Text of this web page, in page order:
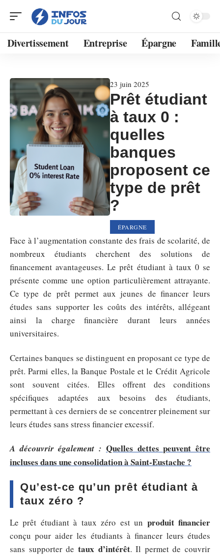
Divertissement Entreprise Épargne
23 juin 2025
Prêt étudiant
à taux 0 :
quelles
banques
proposent ce
type de prêt
?
ÉPARGNE
Face à l’augmentation constante des frais de scolarité, de
nombreux étudiants cherchent des solutions de
financement avantageuses. Le prêt étudiant à taux 0 se
présente comme une option particulièrement attrayante.
Ce type de prêt permet aux jeunes de financer leurs
études sans supporter les coûts des intérêts, allégeant
ainsi la charge financière durant leurs années
universitaires.
Certaines banques se distinguent en proposant ce type de
prêt. Parmi elles, la Banque Postale et le Crédit Agricole
sont souvent citées. Elles offrent des conditions
spécifiques adaptées aux besoins des étudiants,
permettant à ces derniers de se concentrer pleinement sur
leurs études sans stress financier excessif.
A découvrir également : Quelles dettes peuvent être
incluses dans une consolidation à Saint-Eustache ?
Qu’est-ce qu’un prêt étudiant à
taux zéro ?
Le prêt étudiant à taux zéro est un produit financier
conçu pour aider les étudiants à financer leurs études
sans supporter de taux d’intérêt. Il permet de couvrir